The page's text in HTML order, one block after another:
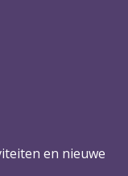
en nieuwe